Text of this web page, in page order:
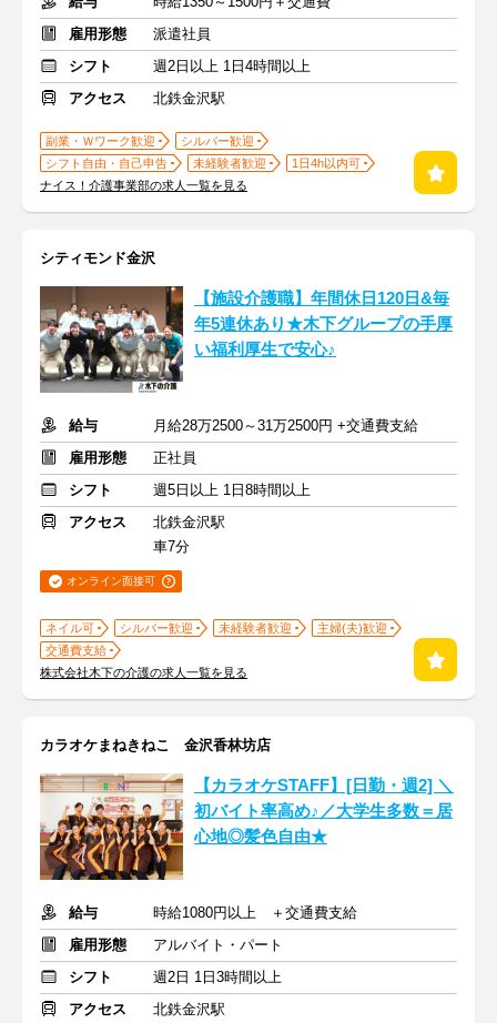
雇用形態
派遣社員
シフト
週2日以上 1日4時間以上
アクセス
北鉄金沢駅
副業・Ｗワーク歓迎
シルバー歓迎
シフト自由・自己申告
未経験者歓迎
1日4h以内可
ナイス！介護事業部の求人一覧を見る
シティモンド金沢
【施設介護職】年間休日120日&毎
年5連休あり★木下グループの手厚
い福利厚生で安心♪
給与
月給28万2500～31万2500円 +交通費支給
雇用形態
正社員
シフト
週5日以上 1日8時間以上
アクセス
北鉄金沢駅
車7分
オンライン面接可
ネイル可 シルバー歓迎 未経験者歓迎
主婦(夫)歓迎
交通費支給
株式会社木下の介護の求人一覧を見る
カラオケまねきねこ 金沢香林坊店
【カラオケSTAFF】[日勤・週2] ＼
初バイト率高め♪／大学生多数＝居
心地◎髪色自由★
給与
時給1080円以上 ＋交通費支給
雇用形態
アルバイト・パート
シフト
週2日 1日3時間以上
アクセス
北鉄金沢駅